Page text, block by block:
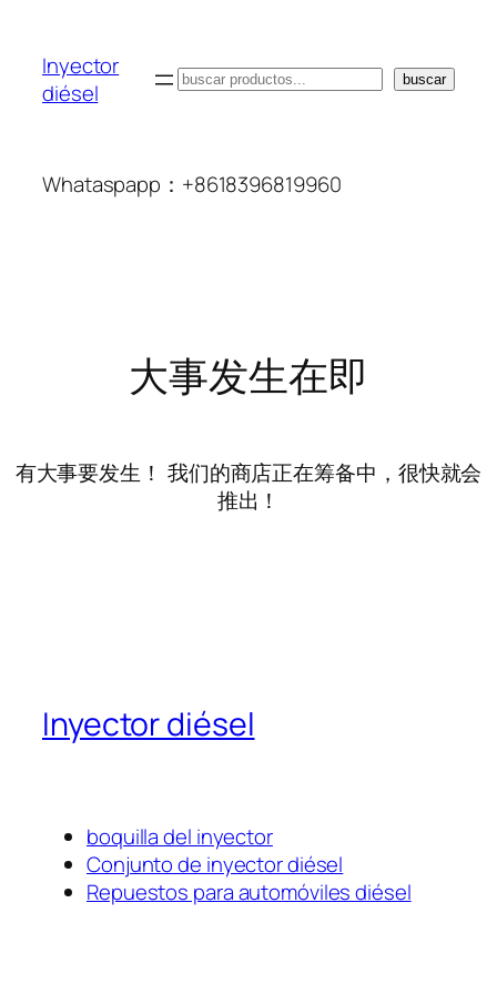
Inyector
diésel
搜
buscar
Whataspapp：+8618396819960
大事发生在即
有大事要发生！ 我们的商店正在筹备中，很快就会
推出！
Inyector diésel
boquilla del inyector
Conjunto de inyector diésel
Repuestos para automóviles diésel